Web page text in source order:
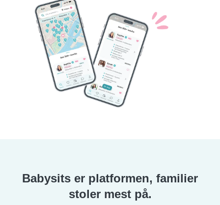
Babysits er platformen, familier
stoler mest på.